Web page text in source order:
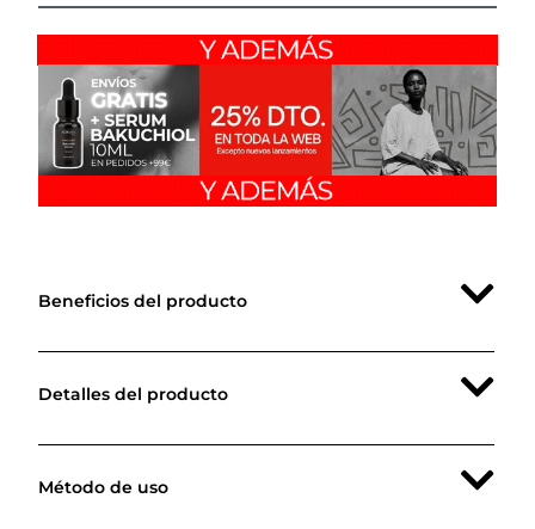
nanopartículas es perfecta para pieles delicadas y atópicas, lo
que lo convierte en el protector solar ideal para toda la familia.
Protección de amplio espectro (SPF 50):Bloquea
eficazmente las radiacionesUVA, UVB, IR y Luz Azul,
protegiendo la piel de los daños solares.
Fórmula natural:
Sin filtros químicos, nanopartículas ni
siliconas, ideal para pieles más sensibles y atópicas.
Hidratación profunda: Gracias a la Manteca de Karité,
Calma e irrita menos: Con ingredientes naturales como la
Manzanilla y el Agua Floral de Naranja,
Reforzamiento de la barrera cutánea: Ayuda a restaurar
y mantener la barrera hidrolipídica de la piel,
Apto para embarazadas y niños desde el nacimiento:
Su fórmula segura está diseñada para ser utilizada por
toda la familia, incluso en pieles muy delicadas.
Beneficios del producto
Detalles del producto
Método de uso